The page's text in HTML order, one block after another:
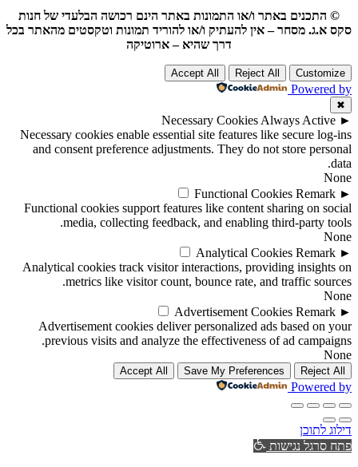
© התכנים באתר ו/או התמונות באתר הינם רכושה הבלעדי של חנות
סקס א.ג. מסחר – אין להעתיק ו/או להוריד תמונות וטקסטים מהאתר בכל
דרך שהיא – ארוטיקה
Customize
Reject All
Accept All
Powered by
✖
►
Necessary Cookies Always Active
Necessary cookies enable essential site features like secure log-ins
and consent preference adjustments. They do not store personal
data.
None
►
Functional Cookies Remark
Functional cookies support features like content sharing on social
media, collecting feedback, and enabling third-party tools.
None
►
Analytical Cookies Remark
Analytical cookies track visitor interactions, providing insights on
metrics like visitor count, bounce rate, and traffic sources.
None
►
Advertisement Cookies Remark
Advertisement cookies deliver personalized ads based on your
previous visits and analyze the effectiveness of ad campaigns.
None
Reject All
Save My Preferences
Accept All
Powered by
דילוג לתוכן
פתח סרגל נגישות